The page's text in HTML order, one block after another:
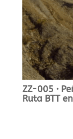
ZZ-005 ·
Ruta BTT